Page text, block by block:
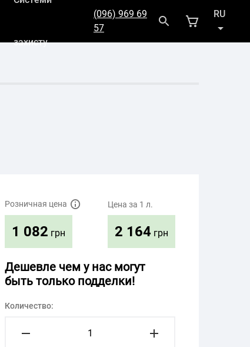
захисту
(096) 969 69
57
RU
UK
Розничная цена
1 082 грн
Цена за 1 л.
2 164 грн
Дешевле чем у нас могут
быть только подделки!
Количество: